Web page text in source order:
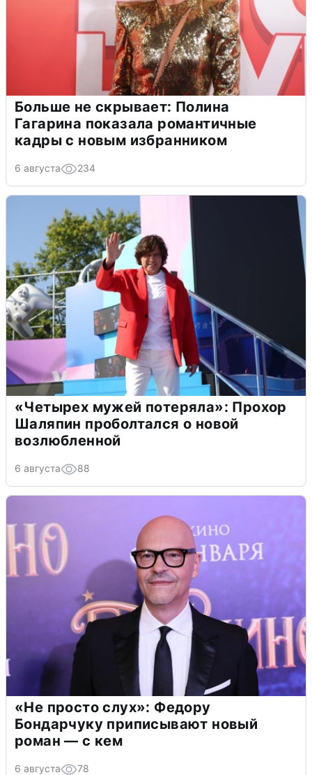
Больше не скрывает: Полина
Гагарина показала романтичные
кадры с новым избранником
6 августа 234
«Четырех мужей потеряла»: Прохор
Шаляпин проболтался о новой
возлюбленной
6 августа 88
«Не просто слух»: Федору
Бондарчуку приписывают новый
роман — с кем
6 августа 78